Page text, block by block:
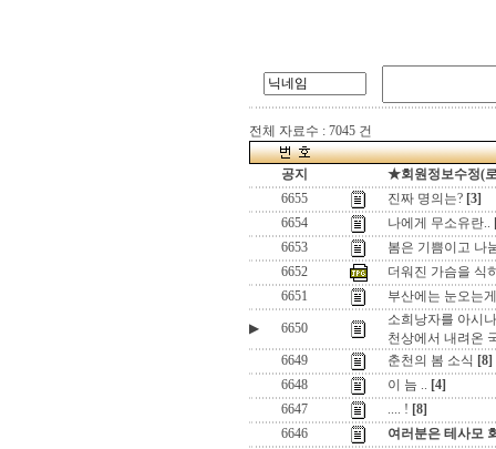
전체 자료수 : 7045 건
공지
★회원정보수정(
6655
진짜 명의는? [3]
6654
나에게 무소유란..
6653
봄은 기쁨이고 나
6652
더워진 가슴을 식
6651
부산에는 눈오는
▶ 6650
소희낭자를 아시
천상에서 내려온
6649
춘천의 봄 소식 [8]
6648
이 늠 .. [4]
6647
.... ! [8]
6646
여러분은 테사모